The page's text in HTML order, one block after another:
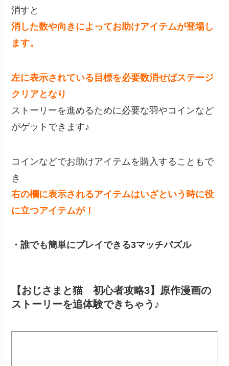
消すと
消した数や向きによってお助けアイテムが登場し
ます。
左に表示されている目標を必要数消せばステージ
クリアとなり
ストーリーを進めるために必要な羽やコインなど
がゲットできます♪
コインなどでお助けアイテムを購入することもで
き
右の欄に表示されるアイテムはいざという時に役
に立つアイテムが！
・誰でも簡単にプレイできる3マッチパズル
【おじさまと猫 初心者攻略3】原作漫画の
ストーリーを追体験できちゃう♪